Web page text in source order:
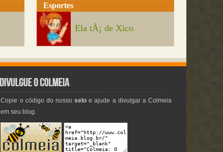
Esportes
Ela tÃ¡ de Xico
Copie o código do nossoselo e ajude a divulgar a Colmeia
em seu blog.